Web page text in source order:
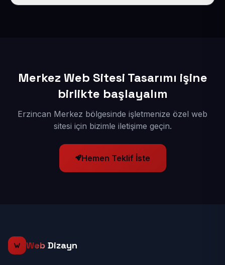
Merkez Web Sitesi Tasarımı işine
birlikte başlayalım
Erzincan Merkez bölgesinde işletmenize özel web
sitesi için bizimle iletişime geçin.
Hemen Teklif İste
Web Dizayn